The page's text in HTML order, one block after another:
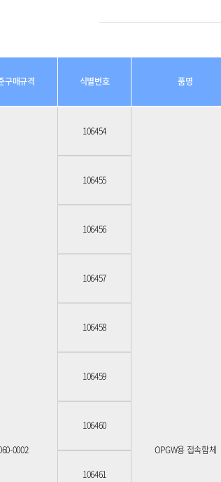
구매규격 식별번호 품명
0002
106454
OPGW용 접속함체
106455
106456
106457
106458
106459
106460
106461